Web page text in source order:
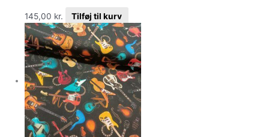
145,00 kr. Tilføj til kurv